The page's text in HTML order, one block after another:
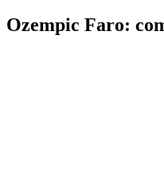
Ozempic Faro: